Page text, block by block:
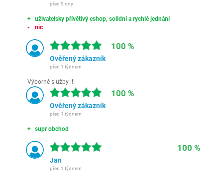
před 5 dny
uživatelsky přívětivý eshop, solidní a rychlé jednání
nic
100 %
Ověřený zákazník
před 1 týdnem
Výborné služby !!!
100 %
Ověřený zákazník
před 1 týdnem
supr obchod
100 %
Jan
před 1 týdnem